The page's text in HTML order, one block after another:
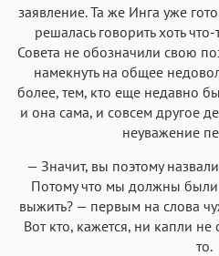
заявление. Та же Инга уже
решалась говорить хоть
Совета не обозначили свою
намекнуть на общее
более, тем, кто еще недавно
и она сама, и совсем другое
неуважение
— Значит, вы поэтому
Потому что мы должны были
выжить? — первым на слова
Вот кто, кажется, ни капли не
то.